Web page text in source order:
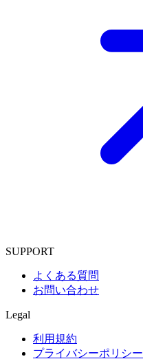
SUPPORT
よくある質問
お問い合わせ
Legal
利用規約
プライバシーポリシー